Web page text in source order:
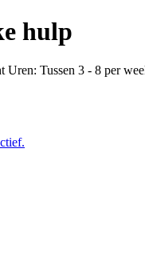
hulp
Tussen 3 - 8 per